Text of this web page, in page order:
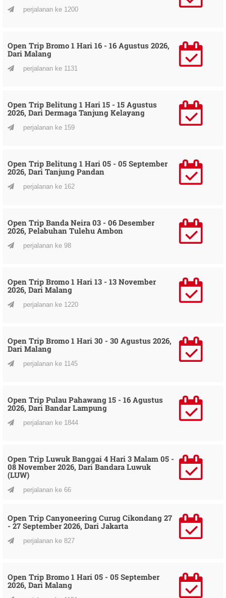
perjalanan ke 1200
Open Trip Bromo 1 Hari 16 - 16 Agustus 2026,
Dari Malang
perjalanan ke 1131
Open Trip Belitung 1 Hari 15 - 15 Agustus
2026, Dari Dermaga Tanjung Kelayang
perjalanan ke 159
Open Trip Belitung 1 Hari 05 - 05 September
2026, Dari Tanjung Pandan
perjalanan ke 162
Open Trip Banda Neira 03 - 06 Desember
2026, Pelabuhan Tulehu Ambon
perjalanan ke 98
Open Trip Bromo 1 Hari 13 - 13 November
2026, Dari Malang
perjalanan ke 1220
Open Trip Bromo 1 Hari 30 - 30 Agustus 2026,
Dari Malang
perjalanan ke 1145
Open Trip Pulau Pahawang 15 - 16 Agustus
2026, Dari Bandar Lampung
perjalanan ke 1844
Open Trip Luwuk Banggai 4 Hari 3 Malam 05 -
08 November 2026, Dari Bandara Luwuk
(LUW)
perjalanan ke 66
Open Trip Canyoneering Curug Cikondang 27
- 27 September 2026, Dari Jakarta
perjalanan ke 827
Open Trip Bromo 1 Hari 05 - 05 September
2026, Dari Malang